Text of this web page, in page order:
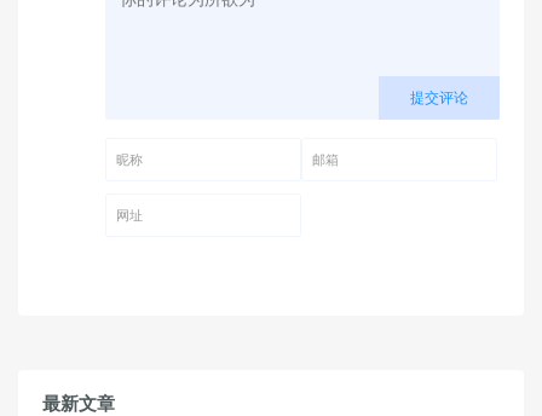
提交评论
最新文章